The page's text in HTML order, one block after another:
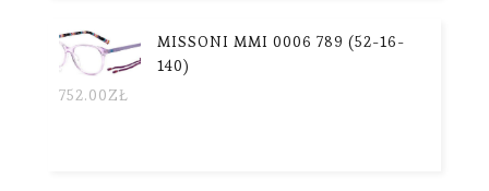
MISSONI MMI 0006 789 (52-16-
140)
752.00ZŁ